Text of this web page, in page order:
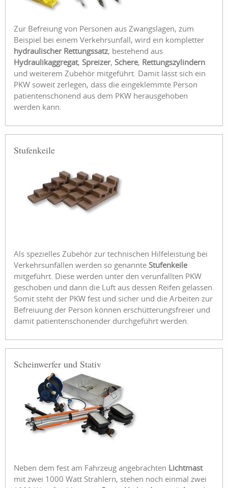
Zur Befreiung von Personen aus Zwangslagen, zum
Beispiel bei einem Verkehrsunfall, wird ein kompletter
hydraulischer Rettungssatz, bestehend aus
Hydraulikaggregat, Spreizer, Schere, Rettungszylindern
und weiterem Zubehör mitgeführt. Damit lässt sich ein
PKW soweit zerlegen, dass die eingeklemmte Person
patientenschonend aus dem PKW herausgehoben
werden kann.
Stufenkeile
Als spezielles Zubehör zur technischen Hilfeleistung bei
Verkehrsunfällen werden so genannte Stufenkeile
mitgeführt. Diese werden unter den verunfallten PKW
geschoben und dann die Luft aus dessen Reifen gelassen.
Somit steht der PKW fest und sicher und die Arbeiten zur
Befreiuung der Person können erschütterungsfreier und
damit patientenschonender durchgeführt werden.
Scheinwerfer und Stativ
Neben dem fest am Fahrzeug angebrachten Lichtmast
mit zwei 1000 Watt Strahlern, stehen noch einmal zwei